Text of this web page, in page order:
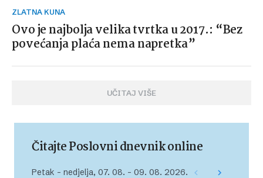
ZLATNA KUNA
Ovo je najbolja velika tvrtka u 2017.: “Bez
povećanja plaća nema napretka”
UČITAJ VIŠE
Čitajte Poslovni dnevnik online
Petak – nedjelja, 07. 08. – 09. 08. 2026.